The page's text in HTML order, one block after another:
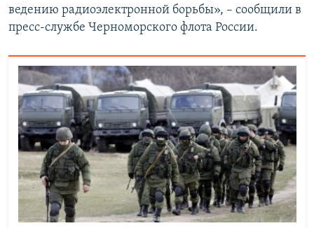
ведению радиоэлектронной борьбы», – сообщили в
пресс-службе Черноморского флота России.